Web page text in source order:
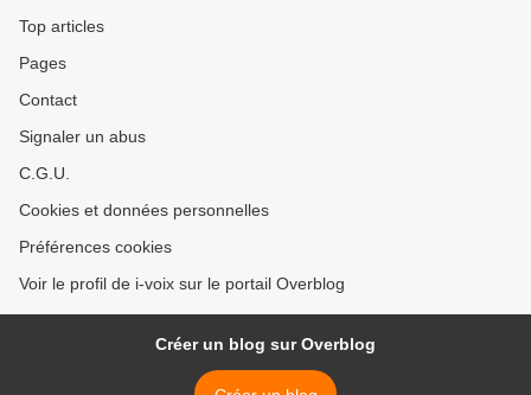
Top articles
Pages
Contact
Signaler un abus
C.G.U.
Cookies et données personnelles
Préférences cookies
Voir le profil de i-voix sur le portail Overblog
Créer un blog sur Overblog